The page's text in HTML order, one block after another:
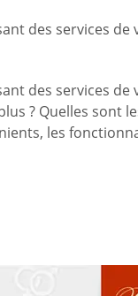
des services
des services
? Quelles sont
les